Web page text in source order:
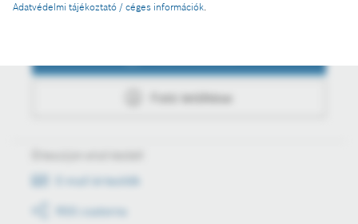
Adatvédelmi tájékoztató / céges információk.
Műveletek
Fotó letöltése
E-mail értesítők
RSS csatorna